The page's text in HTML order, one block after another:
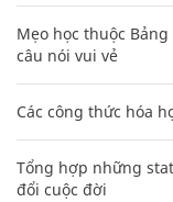
Mẹo học thuộc
câu nói vui vẻ
Các công thức hóa
Tổng hợp những
đổi cuộc đời